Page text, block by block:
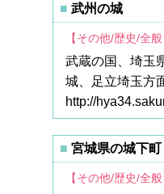
武州の城
【その他/歴史/全般
武蔵の国、埼玉
城、足立埼玉方
http://
宮城県の城下町
【その他/歴史/全般